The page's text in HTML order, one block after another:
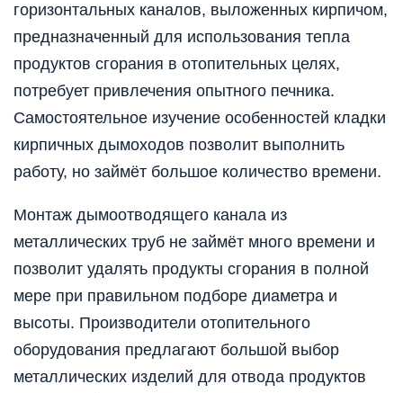
горизонтальных каналов, выложенных кирпичом,
предназначенный для использования тепла
продуктов сгорания в отопительных целях,
потребует привлечения опытного печника.
Самостоятельное изучение особенностей кладки
кирпичных дымоходов позволит выполнить
работу, но займёт большое количество времени.
Монтаж дымоотводящего канала из
металлических труб не займёт много времени и
позволит удалять продукты сгорания в полной
мере при правильном подборе диаметра и
высоты. Производители отопительного
оборудования предлагают большой выбор
металлических изделий для отвода продуктов